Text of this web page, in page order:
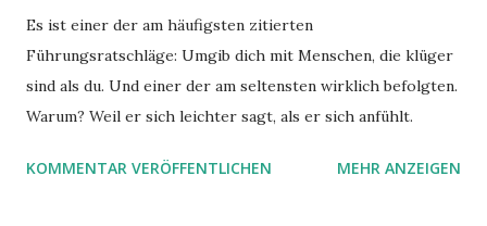
Es ist einer der am häufigsten zitierten
Führungsratschläge: Umgib dich mit Menschen, die klüger
sind als du. Und einer der am seltensten wirklich befolgten.
Warum? Weil er sich leichter sagt, als er sich anfühlt.
KOMMENTAR VERÖFFENTLICHEN MEHR ANZEIGEN